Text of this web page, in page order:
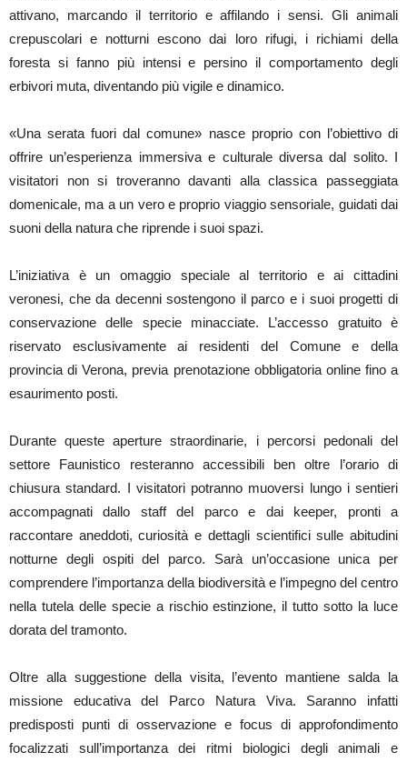
attivano, marcando il territorio e affilando i sensi. Gli animali
crepuscolari e notturni escono dai loro rifugi, i richiami della
foresta si fanno più intensi e persino il comportamento degli
erbivori muta, diventando più vigile e dinamico.
«Una serata fuori dal comune» nasce proprio con l’obiettivo di
offrire un’esperienza immersiva e culturale diversa dal solito. I
visitatori non si troveranno davanti alla classica passeggiata
domenicale, ma a un vero e proprio viaggio sensoriale, guidati dai
suoni della natura che riprende i suoi spazi.
L’iniziativa è un omaggio speciale al territorio e ai cittadini
veronesi, che da decenni sostengono il parco e i suoi progetti di
conservazione delle specie minacciate. L’accesso gratuito è
riservato esclusivamente ai residenti del Comune e della
provincia di Verona, previa prenotazione obbligatoria online fino a
esaurimento posti.
Durante queste aperture straordinarie, i percorsi pedonali del
settore Faunistico resteranno accessibili ben oltre l’orario di
chiusura standard. I visitatori potranno muoversi lungo i sentieri
accompagnati dallo staff del parco e dai keeper, pronti a
raccontare aneddoti, curiosità e dettagli scientifici sulle abitudini
notturne degli ospiti del parco. Sarà un’occasione unica per
comprendere l’importanza della biodiversità e l’impegno del centro
nella tutela delle specie a rischio estinzione, il tutto sotto la luce
dorata del tramonto.
Oltre alla suggestione della visita, l’evento mantiene salda la
missione educativa del Parco Natura Viva. Saranno infatti
predisposti punti di osservazione e focus di approfondimento
focalizzati sull’importanza dei ritmi biologici degli animali e